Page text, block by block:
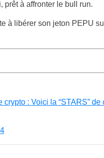
prêt à affronter le bull run.
à libérer son jeton PEPU
: Voici la “STARS” de